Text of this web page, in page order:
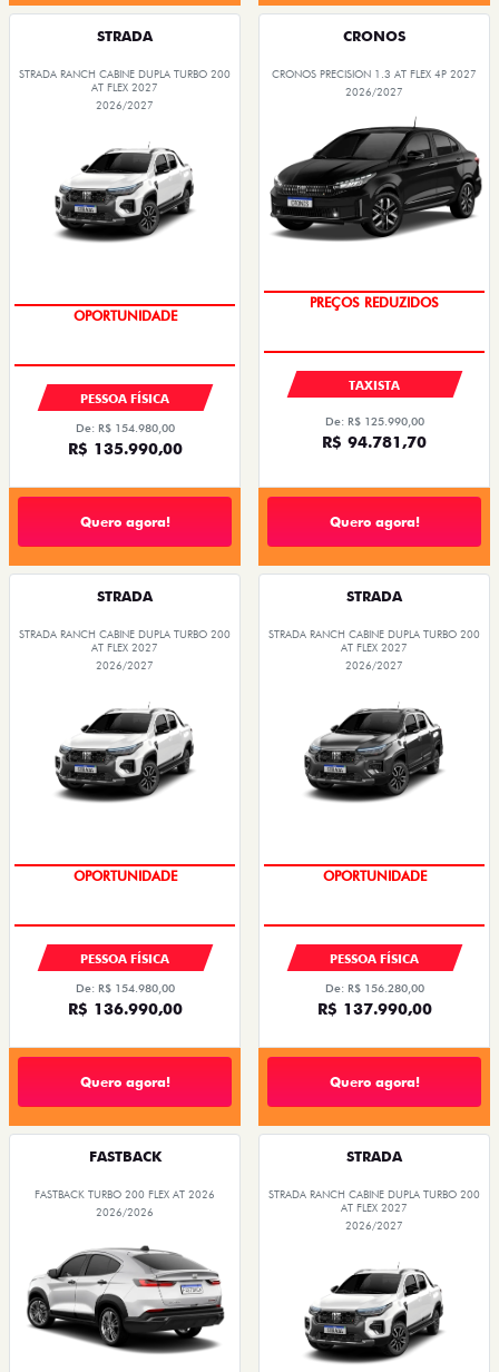
STRADA
STRADA RANCH CABINE DUPLA TURBO 200
AT FLEX 2027
2026/2027
EMPLACAMENTO GRÁTIS
PESSOA FÍSICA
De: R$ 154.980,00
R$ 135.990,00
Quero agora!
CRONOS
CRONOS PRECISION 1.3 AT FLEX 4P 2027
2026/2027
OPORTUNIDADE
TAXISTA
De: R$ 125.990,00
R$ 94.781,70
Quero agora!
STRADA
STRADA RANCH CABINE DUPLA TURBO 200
AT FLEX 2027
2026/2027
EMPLACAMENTO GRÁTIS
PESSOA FÍSICA
De: R$ 154.980,00
R$ 136.990,00
Quero agora!
STRADA
STRADA RANCH CABINE DUPLA TURBO 200
AT FLEX 2027
2026/2027
EMPLACAMENTO GRÁTIS
PESSOA FÍSICA
De: R$ 156.280,00
R$ 137.990,00
Quero agora!
FASTBACK
FASTBACK TURBO 200 FLEX AT 2026
2026/2026
STRADA
STRADA RANCH CABINE DUPLA TURBO 200
AT FLEX 2027
2026/2027